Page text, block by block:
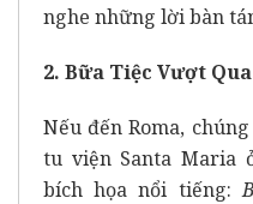
nghe những lời bàn
2. Bữa Tiệc Vượt Qua
Nếu đến Roma,
tu viện Santa Maria
bích họa nổi tiếng: